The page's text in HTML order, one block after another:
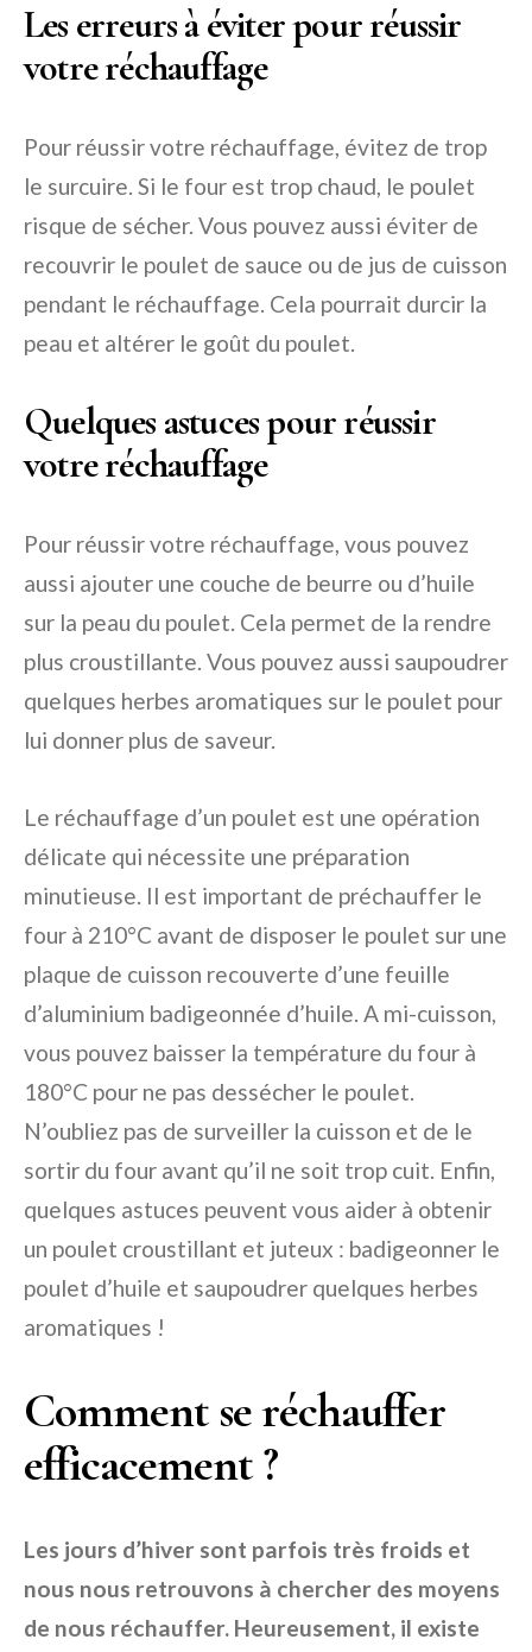
Les erreurs à éviter pour réussir
votre réchauffage
Pour réussir votre réchauffage, évitez de trop
le surcuire. Si le four est trop chaud, le poulet
risque de sécher. Vous pouvez aussi éviter de
recouvrir le poulet de sauce ou de jus de cuisson
pendant le réchauffage. Cela pourrait durcir la
peau et altérer le goût du poulet.
Quelques astuces pour réussir
votre réchauffage
Pour réussir votre réchauffage, vous pouvez
aussi ajouter une couche de beurre ou d’huile
sur la peau du poulet. Cela permet de la rendre
plus croustillante. Vous pouvez aussi saupoudrer
quelques herbes aromatiques sur le poulet pour
lui donner plus de saveur.
Le réchauffage d’un poulet est une opération
délicate qui nécessite une préparation
minutieuse. Il est important de préchauffer le
four à 210°C avant de disposer le poulet sur une
plaque de cuisson recouverte d’une feuille
d’aluminium badigeonnée d’huile. A mi-cuisson,
vous pouvez baisser la température du four à
180°C pour ne pas dessécher le poulet.
N’oubliez pas de surveiller la cuisson et de le
sortir du four avant qu’il ne soit trop cuit. Enfin,
quelques astuces peuvent vous aider à obtenir
un poulet croustillant et juteux : badigeonner le
poulet d’huile et saupoudrer quelques herbes
aromatiques !
Comment se réchauffer
efficacement ?
Les jours d’hiver sont parfois très froids et
nous nous retrouvons à chercher des moyens
de nous réchauffer. Heureusement, il existe